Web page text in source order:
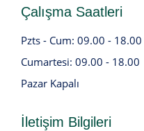
Çalışma Saatleri
Pzts - Cum: 09.00 - 18.00
Cumartesi: 09.00 - 18.00
Pazar Kapalı
İletişim Bilgileri